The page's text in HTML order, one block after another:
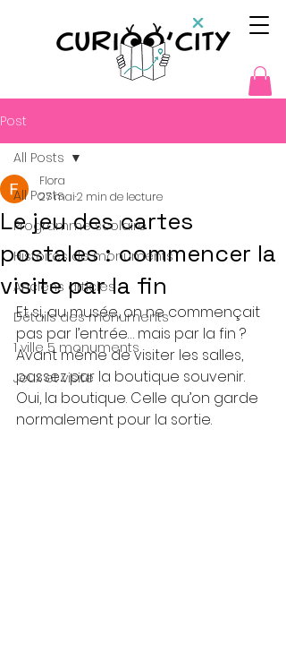
Post
All Posts
Programme scolaire
Histoires de monuments
Anciens articles
Détails des monuments
1 ville 5 monuments
Jeux et visite
All Posts
Le jeu des cartes
postales : commencer la
visite par la fin
Flora
27 mai2 min de lecture
Et si, au musée, on ne commençait
pas par l’entrée… mais par la fin ?
Avant même de visiter les salles,
passez par la boutique souvenir.
Oui, la boutique. Celle qu’on garde
normalement pour la sortie.